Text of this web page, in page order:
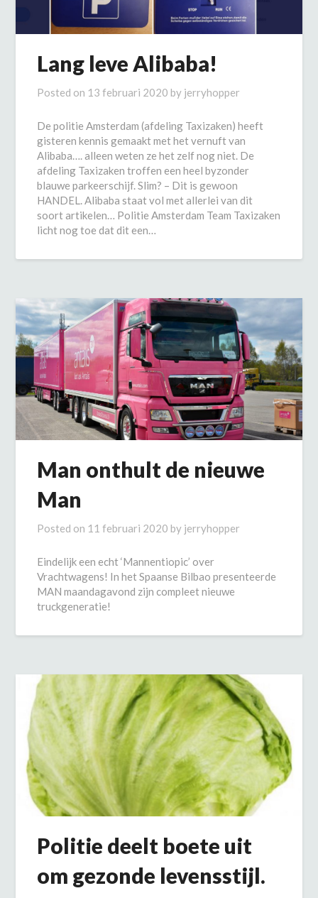
Lang leve Alibaba!
Posted on 13 februari 2020 by jerryhopper
De politie Amsterdam (afdeling Taxizaken) heeft
gisteren kennis gemaakt met het vernuft van
Alibaba…. alleen weten ze het zelf nog niet. De
afdeling Taxizaken troffen een heel byzonder
blauwe parkeerschijf. Slim? – Dit is gewoon
HANDEL. Alibaba staat vol met allerlei van dit
soort artikelen… Politie Amsterdam Team Taxizaken
licht nog toe dat dit een…
Man onthult de nieuwe
Man
Posted on 11 februari 2020 by jerryhopper
Eindelijk een echt ‘Mannentiopic’ over
Vrachtwagens! In het Spaanse Bilbao presenteerde
MAN maandagavond zijn compleet nieuwe
truckgeneratie!
Politie deelt boete uit
om gezonde levensstijl.